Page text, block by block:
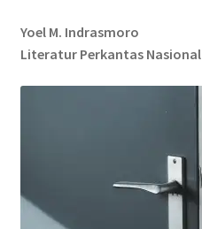
Yoel M. Indrasmoro
Literatur Perkantas Nasional